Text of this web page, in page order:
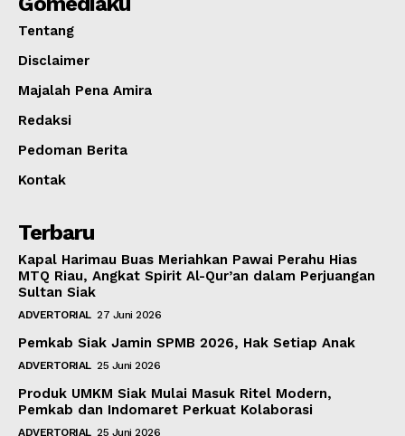
Tentang
Disclaimer
Majalah Pena Amira
Redaksi
Pedoman Berita
Kontak
Terbaru
Kapal Harimau Buas Meriahkan Pawai Perahu Hias
MTQ Riau, Angkat Spirit Al-Qur’an dalam Perjuangan
Sultan Siak
ADVERTORIAL 27 Juni 2026
Pemkab Siak Jamin SPMB 2026, Hak Setiap Anak
ADVERTORIAL 25 Juni 2026
Produk UMKM Siak Mulai Masuk Ritel Modern,
Pemkab dan Indomaret Perkuat Kolaborasi
ADVERTORIAL 25 Juni 2026